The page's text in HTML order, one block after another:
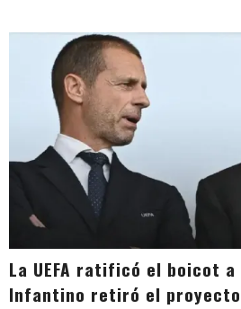
La UEFA ratificó el boicot a
Infantino retiró el